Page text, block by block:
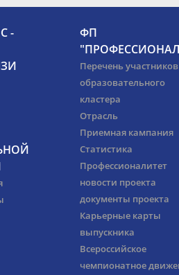
-
ФП
Перечень участников
образовательного
кластера
Отрасль
Приемная кампания
Статистика
Профессионалитет
новости проекта
документы проекта
Карьерные карты
выпускника
Всероссийское
чемпионатное